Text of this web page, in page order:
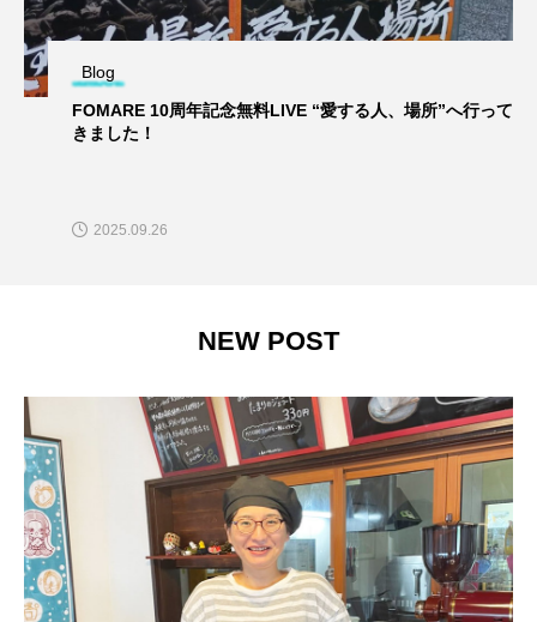
Blog
FOMARE 10周年記念無料LIVE “愛する人、場所”へ行って
きました！
2025.09.26
NEW POST